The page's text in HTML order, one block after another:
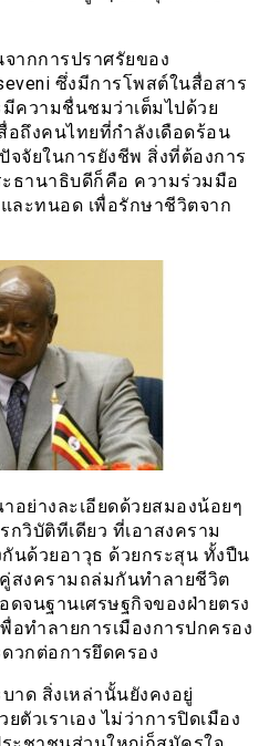
ากการปราศรัยของ
ซึ่งมีการโพสต์ในสื่อสาร
ความชื่นชมว่าเต็มไปด้วย
ถึงคนไทยที่กำลังเดือดร้อน
จจัยในการยังชีพ สิ่งที่ต้องการ
ธานาธิบดีก็คือ ความร่วมมือ
ละทนอด เพื่อรักษาชีวิตจาก
างละเอียดด้วยสมองน้อยๆ
กวิบัติทีเดียว ที่เอาสงคราม
นด้วยอาวุธ ด้วยกระสุน ทั้งปืน
สงครามถล่มกันทำลายชีวิต
จนฐานเศรษฐกิจของฝ่ายตรง
อทำลายการเมืองการปกครอง
วกต่อการยึดครอง
าด สิ่งเหล่านั้นยังคงอยู่
ตัวเราเอง ไม่ว่าการปิดเมือง